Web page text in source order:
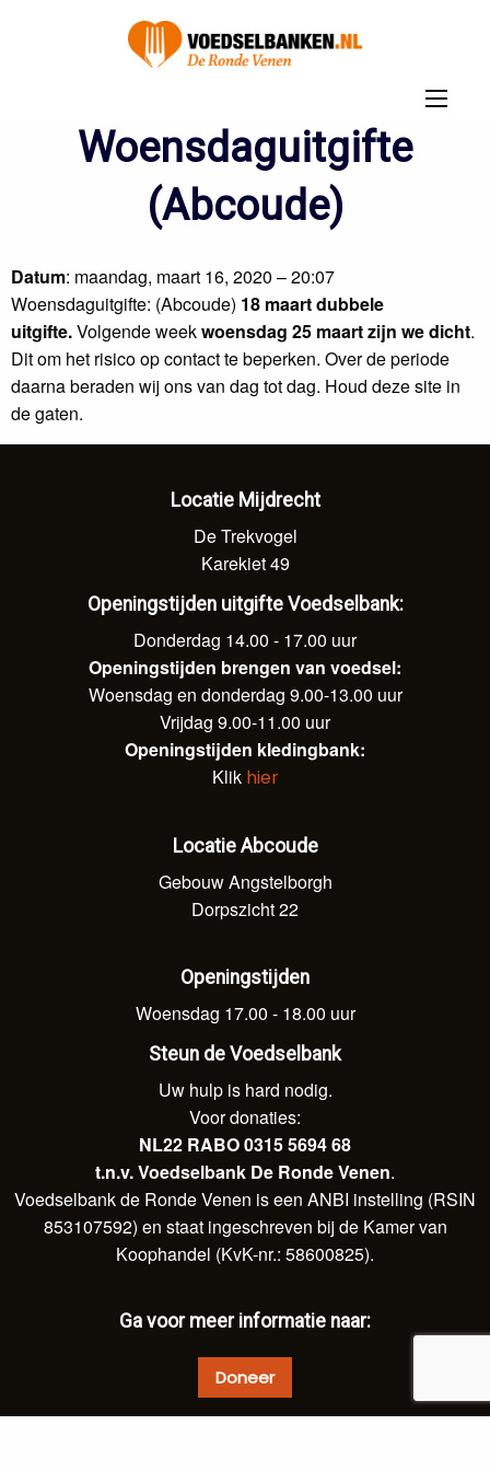
Woensdaguitgifte
(Abcoude)
Datum: maandag, maart 16, 2020 – 20:07
Woensdaguitgifte: (Abcoude) 18 maart dubbele
uitgifte.Volgende weekwoensdag 25 maart zijn we dicht.
Dit om het risico op contact te beperken. Over de periode
daarna beraden wij ons van dag tot dag. Houd deze site in
de gaten.
Locatie Mijdrecht
De Trekvogel
Karekiet 49
Openingstijden uitgifte Voedselbank:
Donderdag 14.00 - 17.00 uur
Openingstijden brengen van voedsel:
Woensdag en donderdag 9.00-13.00 uur
Vrijdag 9.00-11.00 uur
Openingstijden kledingbank:
Klik hier
Locatie Abcoude
Gebouw Angstelborgh
Dorpszicht 22
Openingstijden
Woensdag 17.00 - 18.00 uur
Steun de Voedselbank
Uw hulp is hard nodig.
Voor donaties:
NL22 RABO 0315 5694 68
t.n.v. Voedselbank De Ronde Venen.
Voedselbank de Ronde Venen is een ANBI instelling (RSIN
853107592) en staat ingeschreven bij de Kamer van
Koophandel (KvK-nr.: 58600825).
Ga voor meer informatie naar:
Doneer